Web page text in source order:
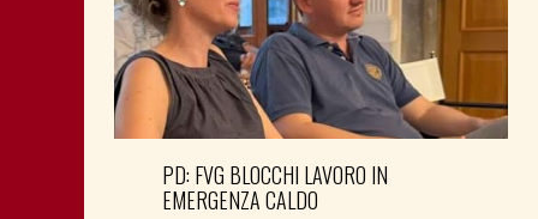
PD: FVG BLOCCHI LAVORO IN
EMERGENZA CALDO